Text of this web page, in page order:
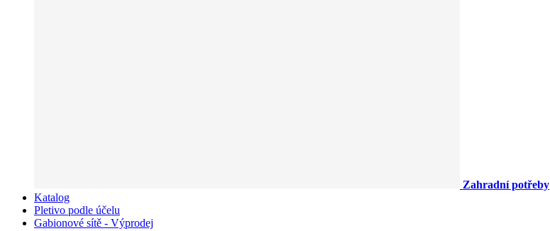
Zahradní potřeby
Katalog
Pletivo podle účelu
Gabionové sítě - Výprodej